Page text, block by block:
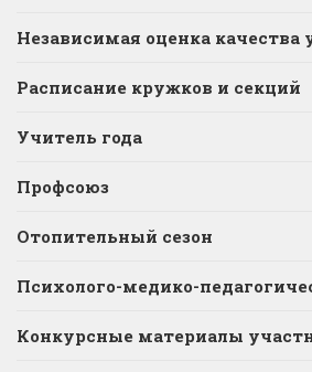
Независимая оценка качества
Расписание кружков и секций
Учитель года
Профсоюз
Отопительный сезон
Психолого-медико-
Конкурсные материалы